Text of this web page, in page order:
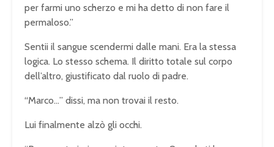
per farmi uno scherzo e mi ha detto di non fare il
permaloso.”
Sentii il sangue scendermi dalle mani. Era la stessa
logica. Lo stesso schema. Il diritto totale sul corpo
dell’altro, giustificato dal ruolo di padre.
“Marco…” dissi, ma non trovai il resto.
Lui finalmente alzò gli occhi.